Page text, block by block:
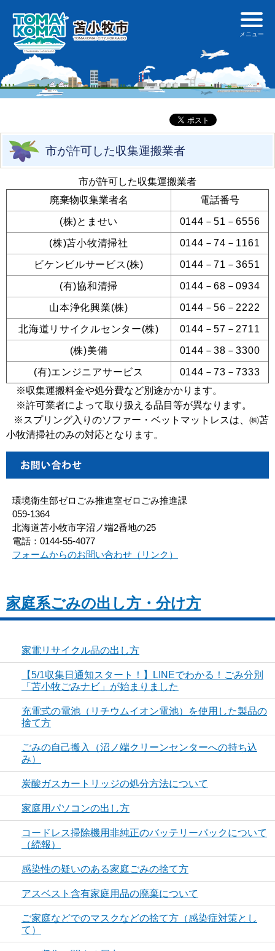
市が許可した収集運搬業者
市が許可した収集運搬業者
廃棄物収集業者名
電話番号
(株)とませい 0144－51－6556
(株)苫小牧清掃社 0144－74－1161
ビケンビルサービス(株) 0144－71－3651
(有)協和清掃 0144 －68－0934
山本浄化興業(株) 0144－56－2222
北海道リサイクルセンター(株) 0144－57－2711
(株)美備 0144－38－3300
(有)エンジニアサービス 0144 －73－7333
※収集運搬料金や処分費など別途かかります。
※許可業者によって取り扱える品目等が異なります。
※スプリング入りのソファー・ベットマットレスは、㈱苫
小牧清掃社のみの対応となります。
環境衛生部ゼロごみ推進室ゼロごみ推進課
059-1364
北海道苫小牧市字沼ノ端2番地の25
電話：0144-55-4077
フォームからのお問い合わせ（リンク）
家庭系ごみの出し方・分け方
家電リサイクル品の出し方
【5/1収集日通知スタート！】LINEでわかる！ごみ分別
「苫小牧ごみナビ」が始まりました
充電式の電池（リチウムイオン電池）を使用した製品の
捨て方
ごみの自己搬入（沼ノ端クリーンセンターへの持ち込
み）
炭酸ガスカートリッジの処分方法について
家庭用パソコンの出し方
コードレス掃除機用非純正のバッテリーパックについて
（続報）
感染性の疑いのある家庭ごみの捨て方
アスベスト含有家庭用品の廃棄について
ご家庭などでのマスクなどの捨て方（感染症対策とし
て）